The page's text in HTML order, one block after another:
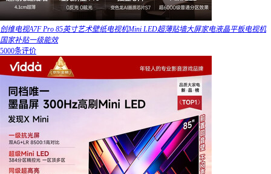
创维电视A7F Pro 85英寸艺术壁纸电视机Mini LED超薄贴墙大屏家电液晶平板电视机
国家补贴一级能效
5000条评价